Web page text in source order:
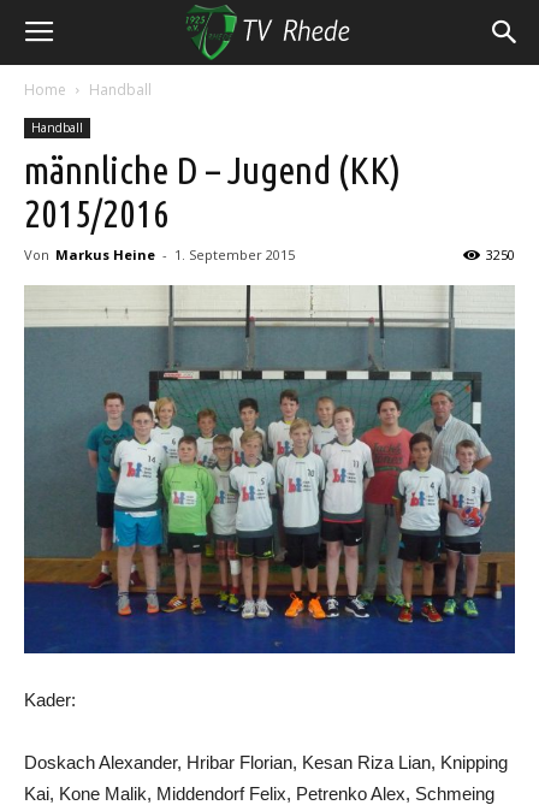
Home Handball
Handball
männliche D – Jugend (KK)
2015/2016
Von Markus Heine - 1. September 2015 3250
Kader:
Doskach Alexander, Hribar Florian, Kesan Riza Lian, Knipping
Kai, Kone Malik, Middendorf Felix, Petrenko Alex, Schmeing